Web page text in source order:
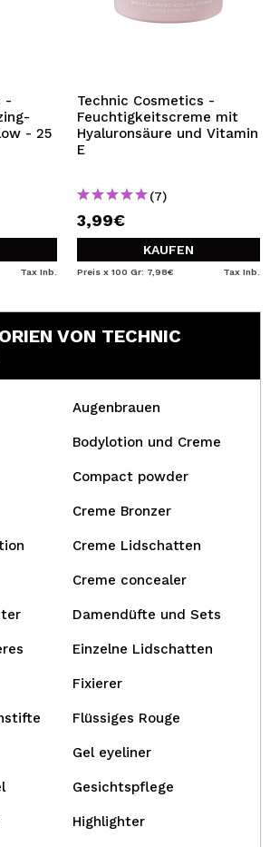
-
- 25
Tax Inb.
Technic Cosmetics -
Feuchtigkeitscreme mit
Hyaluronsäure und Vitamin
E
(7)
3,99€
KAUFEN
Preis x 100 Gr: 7,98€ Tax Inb.
VON TECHNIC
Augenbrauen
Bodylotion und Creme
Compact powder
Creme Bronzer
Creme Lidschatten
Creme concealer
Damendüfte und Sets
Einzelne Lidschatten
Fixierer
Flüssiges Rouge
Gel eyeliner
Gesichtspflege
Highlighter